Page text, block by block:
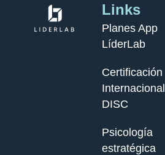
Links
Planes App
LíderLab
Certificación
Internacional
DISC
Psicología
estratégica